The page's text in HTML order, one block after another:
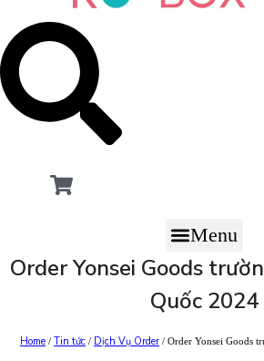
Menu
Order Yonsei Goods
Quốc 2024
Home / Tin tức / Dịch Vụ Order / Order Yonsei Goods